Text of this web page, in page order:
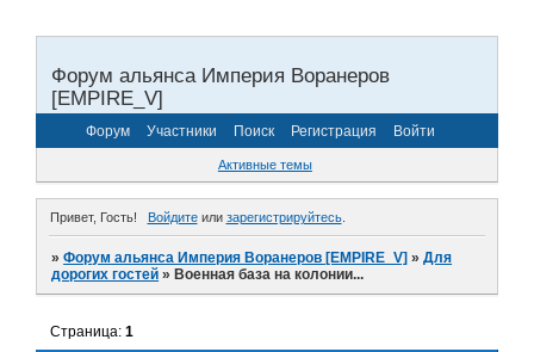
Форум альянса Империя Воранеров
[EMPIRE_V]
Форум Участники Поиск Регистрация Войти
Активные темы
Привет, Гость! Войдитеили зарегистрируйтесь.
»Форум альянса Империя Воранеров [EMPIRE_V] »Для
дорогих гостей »Военная база на колонии...
Страница:1